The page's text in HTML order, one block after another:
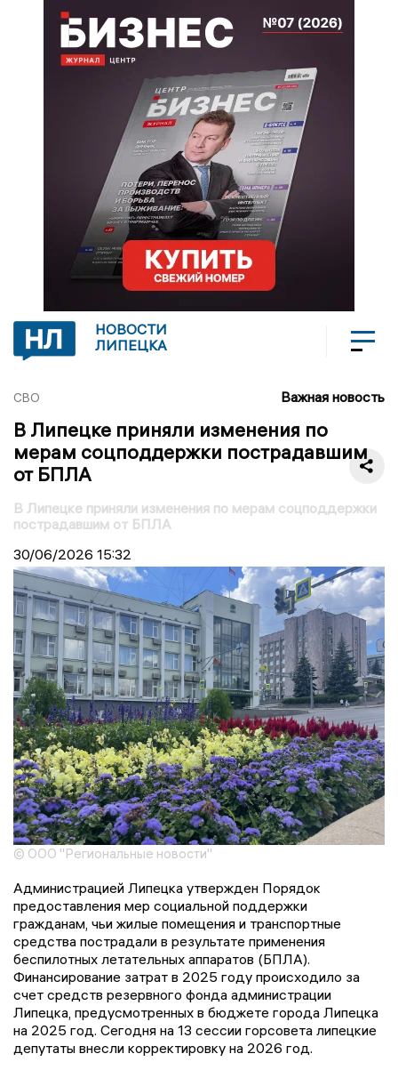
НОВОСТИ
ЛИПЕЦКА
СВО Важная новость
В Липецке приняли изменения по
мерам соцподдержки пострадавшим
от БПЛА
В Липецке приняли изменения по мерам соцподдержки
пострадавшим от БПЛА
30/06/2026 15:32
© ООО "Региональные новости"
Администрацией Липецка утвержден Порядок
предоставления мер социальной поддержки
гражданам, чьи жилые помещения и транспортные
средства пострадали в результате применения
беспилотных летательных аппаратов (БПЛА).
Финансирование затрат в 2025 году происходило за
счет средств резервного фонда администрации
Липецка, предусмотренных в бюджете города Липецка
на 2025 год. Сегодня на 13 сессии горсовета липецкие
депутаты внесли корректировку на 2026 год.